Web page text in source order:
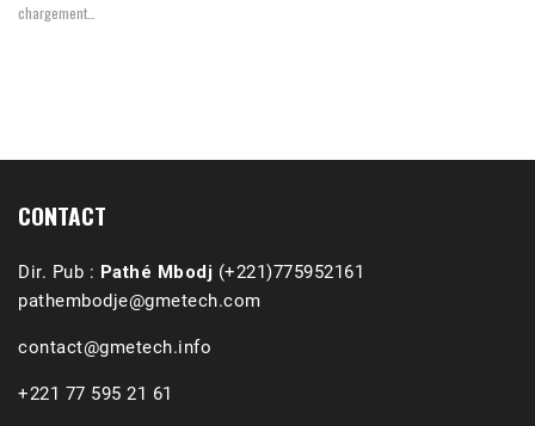
chargement…
CONTACT
Dir. Pub : Pathé Mbodj (+221)775952161
pathembodje@gmetech.com
contact@gmetech.info
+221 77 595 21 61